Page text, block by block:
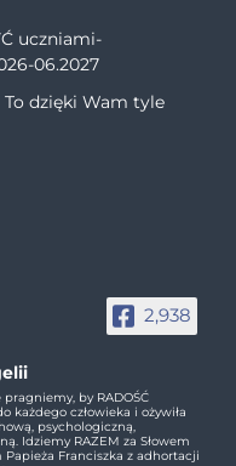
uczniami-
06.2027
dzięki Wam tyle
2,938
by RADOŚĆ
każdego człowieka i ożywiła
psychologiczną,
Idziemy RAZEM za Słowem
Franciszka z adhortacji